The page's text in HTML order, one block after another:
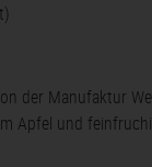
der Manufaktur
Apfel und